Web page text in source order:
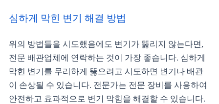
심하게 막힌 변기 해결 방법
위의 방법들을 시도했음에도 변기가 뚫리지 않는다면,
전문 배관업체에 연락하는 것이 가장 좋습니다. 심하게
막힌 변기를 무리하게 뚫으려고 시도하면 변기나 배관
이 손상될 수 있습니다. 전문가는 전문 장비를 사용하여
안전하고 효과적으로 변기 막힘을 해결할 수 있습니다.